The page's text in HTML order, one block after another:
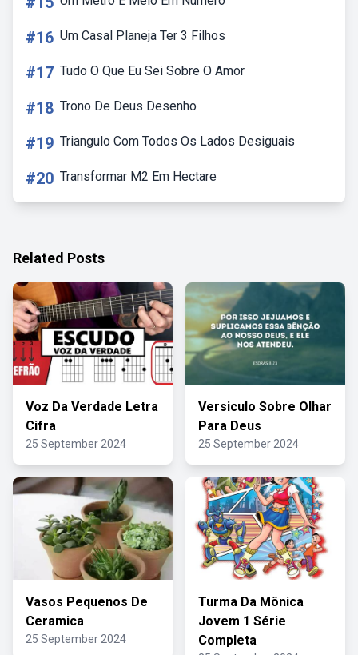
#16 Um Casal Planeja Ter 3 Filhos
#17 Tudo O Que Eu Sei Sobre O Amor
#18 Trono De Deus Desenho
#19 Triangulo Com Todos Os Lados Desiguais
#20 Transformar M2 Em Hectare
Related Posts
Voz Da Verdade Letra
Cifra
25 September 2024
Versiculo Sobre Olhar
Para Deus
25 September 2024
Vasos Pequenos De
Ceramica
25 September 2024
Turma Da Mônica
Jovem 1 Série
Completa